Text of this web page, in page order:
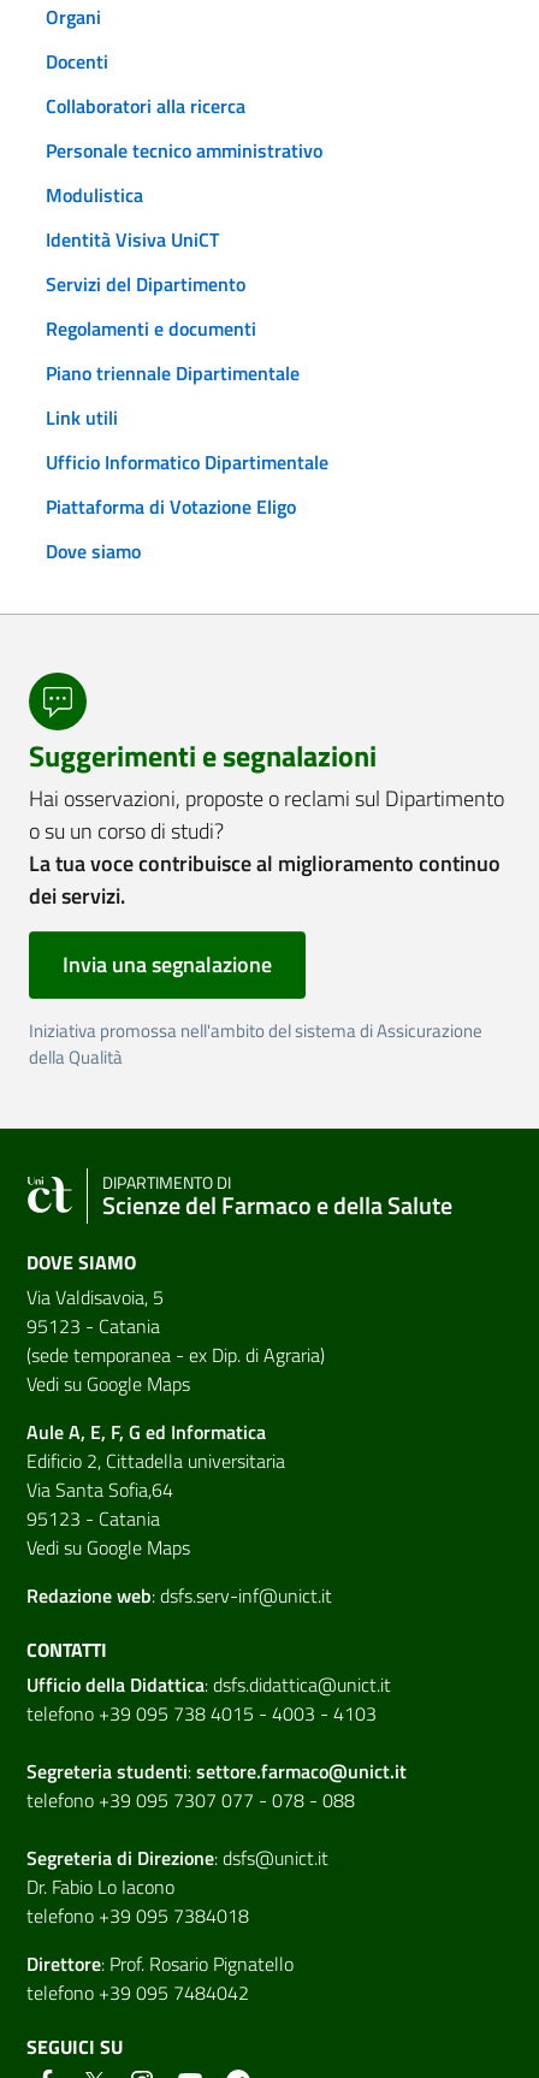
Organi
Docenti
Collaboratori alla ricerca
Personale tecnico amministrativo
Modulistica
Identità Visiva UniCT
Servizi del Dipartimento
Regolamenti e documenti
Piano triennale Dipartimentale
Link utili
Ufficio Informatico Dipartimentale
Piattaforma di Votazione Eligo
Dove siamo
Suggerimenti e segnalazioni
Hai osservazioni, proposte o reclami sul Dipartimento
o su un corso di studi?
La tua voce contribuisce al miglioramento continuo
dei servizi.
Invia una segnalazione
Iniziativa promossa nell'ambito del sistema di Assicurazione
della Qualità
DIPARTIMENTO DI
Scienze del Farmaco e della Salute
DOVE SIAMO
Via Valdisavoia, 5
95123 - Catania
(sede temporanea - ex Dip. di Agraria)
Vedi su Google Maps
Aule A, E, F, G ed Informatica
Edificio 2, Cittadella universitaria
Via Santa Sofia,64
95123 - Catania
Vedi su Google Maps
Redazione web:dsfs.serv-inf@unict.it
CONTATTI
Ufficio della Didattica:dsfs.didattica@unict.it
telefono +39 095 738 4015 - 4003 - 4103
Segreteria studenti:settore.farmaco@unict.it
telefono +39 095 7307 077 - 078 - 088
Segreteria di Direzione:dsfs@unict.it
Dr. Fabio Lo Iacono
telefono +39 095 7384018
Direttore: Prof. Rosario Pignatello
telefono +39 095 7484042
SEGUICI SU